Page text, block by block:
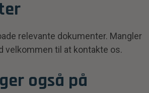
relevante dokumenter. Mangler
velkommen til at kontakte os.
også på